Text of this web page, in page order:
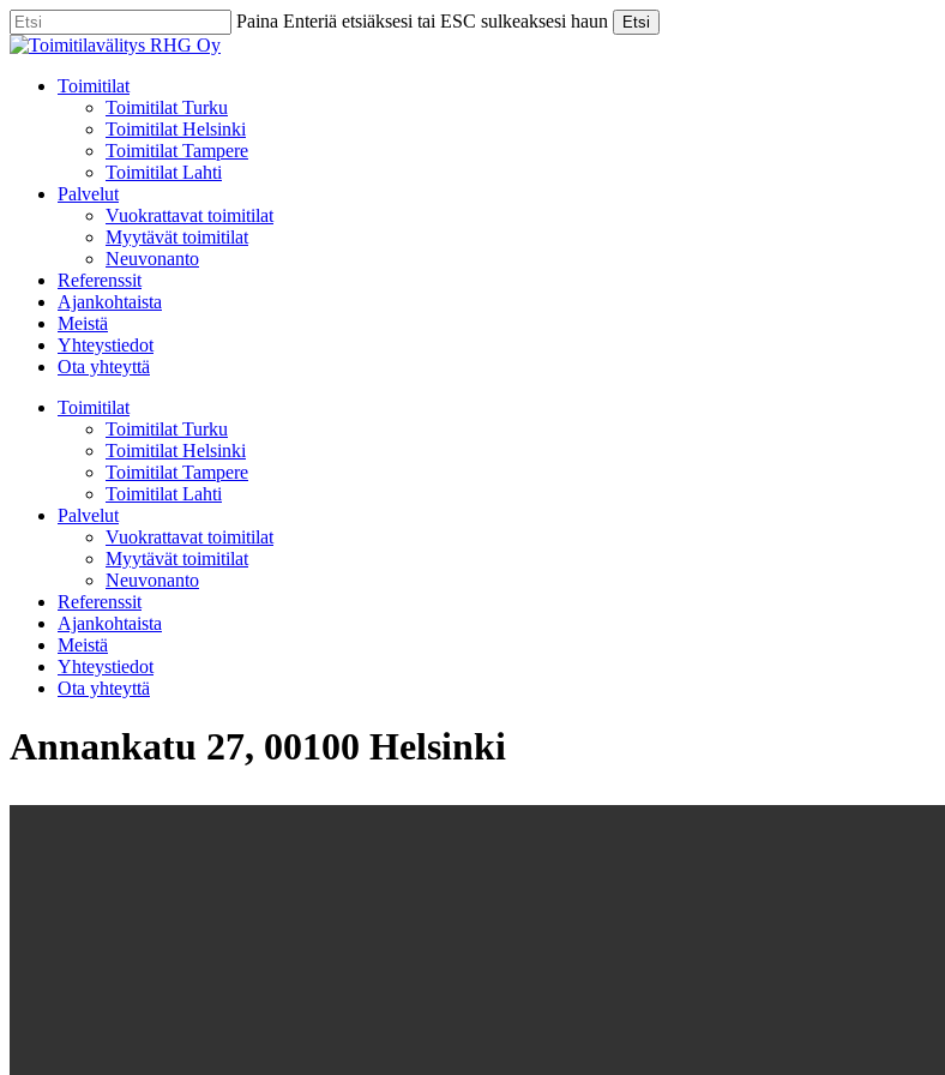
Skip
to
content
Paina Enteriä etsiäksesi tai ESC sulkeaksesi haun Etsi
Close
Menu
Toimitilat
Toimitilat Turku
Toimitilat Helsinki
Toimitilat Tampere
Toimitilat Lahti
Palvelut
Vuokrattavat toimitilat
Myytävät toimitilat
Neuvonanto
Referenssit
Ajankohtaista
Meistä
Yhteystiedot
Ota yhteyttä
Toimitilat
Toimitilat Turku
Toimitilat Helsinki
Toimitilat Tampere
Toimitilat Lahti
Palvelut
Vuokrattavat toimitilat
Myytävät toimitilat
Neuvonanto
Referenssit
Ajankohtaista
Meistä
Yhteystiedot
Ota yhteyttä
Annankatu 27, 00100 Helsinki